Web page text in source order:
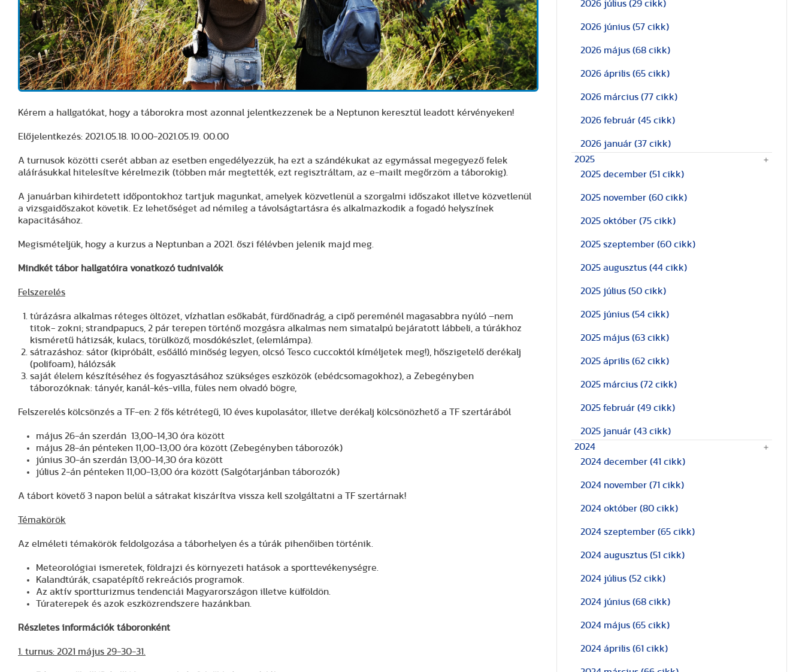
Kérem a hallgatókat, hogy a táborokra most azonnal jelentkezzenek be a Neptunon keresztül leadott kérvényeken!
Előjelentkezés: 2021.05.18. 10.00-2021.05.19. 00.00
A turnusok közötti cserét abban az esetben engedélyezzük, ha ezt a szándékukat az egymással megegyező felek
aláírásukkal hitelesítve kérelmezik (többen már megtették, ezt regisztráltam, az e-mailt megőrzöm a táborokig).
A januárban kihirdetett időpontokhoz tartjuk magunkat, amelyek közvetlenül a szorgalmi időszakot illetve közvetlenül
a vizsgaidőszakot követik. Ez lehetőséget ad némileg a távolságtartásra és alkalmazkodik a fogadó helyszínek
kapacitásához.
Megismételjük, hogy a kurzus a Neptunban a 2021. őszi félévben jelenik majd meg.
Mindkét tábor hallgatóira vonatkozó tudnivalók
Felszerelés
túrázásra alkalmas réteges öltözet, vízhatlan esőkabát, fürdőnadrág, a cipő pereménél magasabbra nyúló –nem
titok- zokni; strandpapucs, 2 pár terepen történő mozgásra alkalmas nem simatalpú bejáratott lábbeli, a túrákhoz
kisméretű hátizsák, kulacs, törülköző, mosdókészlet, (elemlámpa).
sátrazáshoz: sátor (kipróbált, esőálló minőség legyen, olcsó Tesco cuccoktól kíméljetek meg!), hőszigetelő derékalj
(polifoam), hálózsák
saját élelem készítéséhez és fogyasztásához szükséges eszközök (ebédcsomagokhoz), a Zebegényben
táborozóknak: tányér, kanál-kés-villa, füles nem olvadó bögre,
Felszerelés kölcsönzés a TF-en: 2 fős kétrétegű, 10 éves kupolasátor, illetve derékalj kölcsönözhető a TF szertárából
május 26-án szerdán 13,00-14,30 óra között
május 28-án pénteken 11,00-13,00 óra között (Zebegényben táborozók)
június 30-án szerdán 13,00-14,30 óra között
július 2-án pénteken 11,00-13,00 óra között (Salgótarjánban táborozók)
A tábort követő 3 napon belül a sátrakat kiszárítva vissza kell szolgáltatni a TF szertárnak!
Témakörök
Az elméleti témakörök feldolgozása a táborhelyen és a túrák pihenőiben történik.
Meteorológiai ismeretek, földrajzi és környezeti hatások a sporttevékenységre.
Kalandtúrák, csapatépítő rekreációs programok.
Az aktív sportturizmus tendenciái Magyarországon illetve külföldön.
Túraterepek és azok eszközrendszere hazánkban.
Részletes információk táboronként
1. turnus: 2021 május 29-30-31.
2026 július (29 cikk)
2026 június (57 cikk)
2026 május (68 cikk)
2026 április (65 cikk)
2026 március (77 cikk)
2026 február (45 cikk)
2026 január (37 cikk)
2025
2025 december (51 cikk)
2025 november (60 cikk)
2025 október (75 cikk)
2025 szeptember (60 cikk)
2025 augusztus (44 cikk)
2025 július (50 cikk)
2025 június (54 cikk)
2025 május (63 cikk)
2025 április (62 cikk)
2025 március (72 cikk)
2025 február (49 cikk)
2025 január (43 cikk)
2024
2024 december (41 cikk)
2024 november (71 cikk)
2024 október (80 cikk)
2024 szeptember (65 cikk)
2024 augusztus (51 cikk)
2024 július (52 cikk)
2024 június (68 cikk)
2024 május (65 cikk)
2024 április (61 cikk)